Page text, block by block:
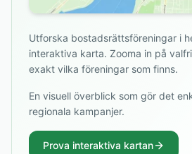
Utforska bostadsrättsföreningar i
interaktiva karta. Zooma in på
exakt vilka föreningar som finns.
En visuell överblick som gör det
regionala kampanjer.
Prova interaktiva kartan